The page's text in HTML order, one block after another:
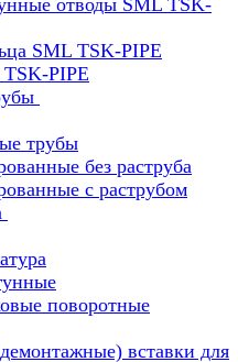
отводы SML TSK-
SML TSK-PIPE
PIPE
трубы
без раструба
с раструбом
поворотные
вставки для